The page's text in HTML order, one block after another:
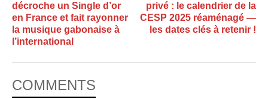
décroche un Single d’or
en France et fait rayonner
la musique gabonaise à
l’international
privé : le calendrier de la
CESP 2025 réaménagé —
les dates clés à retenir !
COMMENTS